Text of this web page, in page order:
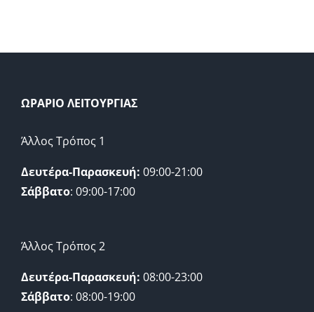
ΩΡΑΡΙΟ ΛΕΙΤΟΥΡΓΙΑΣ
Άλλος Τρόπος 1
Δευτέρα-Παρασκευή: 09:00-21:00
Σάββατο: 09:00-17:00
Άλλος Τρόπος 2
Δευτέρα-Παρασκευή: 08:00-23:00
Σάββατο: 08:00-19:00